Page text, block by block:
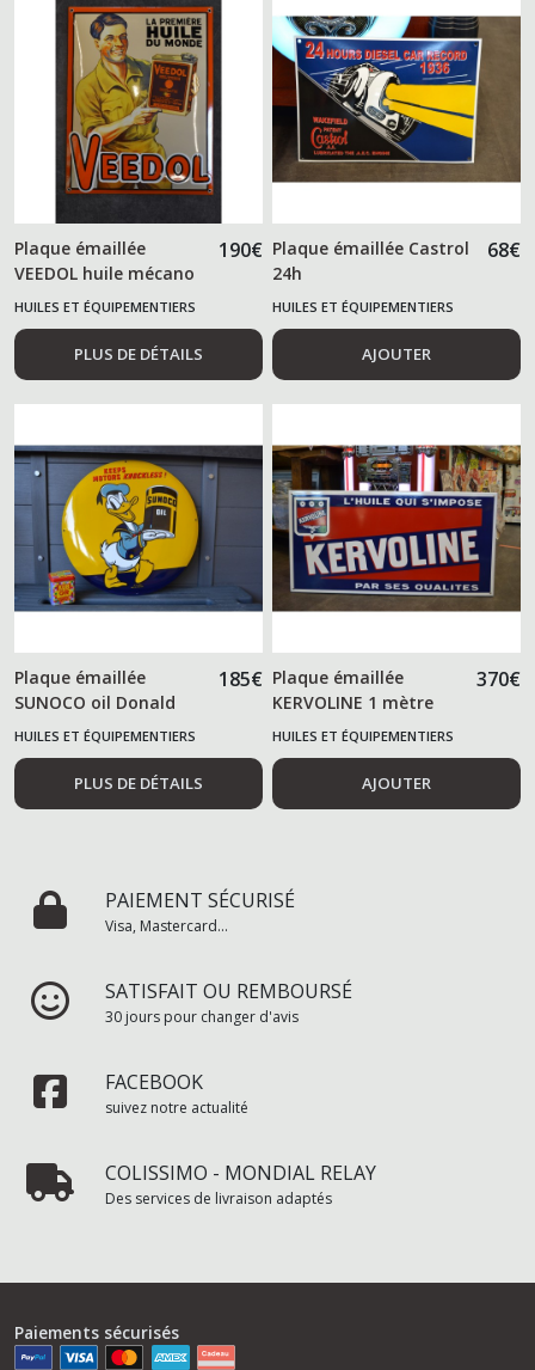
Plaque émaillée
VEEDOL huile mécano
190€
HUILES ET ÉQUIPEMENTIERS
AUTOMOBILES
PLUS DE DÉTAILS
Plaque émaillée Castrol
24h
68€
HUILES ET ÉQUIPEMENTIERS
AUTOMOBILES
AJOUTER
Plaque émaillée
SUNOCO oil Donald
185€
HUILES ET ÉQUIPEMENTIERS
AUTOMOBILES
PLUS DE DÉTAILS
Plaque émaillée
KERVOLINE 1 mètre
370€
HUILES ET ÉQUIPEMENTIERS
AUTOMOBILES
AJOUTER
PAIEMENT SÉCURISÉ
Visa, Mastercard...
SATISFAIT OU REMBOURSÉ
30 jours pour changer d'avis
FACEBOOK
suivez notre actualité
COLISSIMO - MONDIAL RELAY
Des services de livraison adaptés
Paiements sécurisés